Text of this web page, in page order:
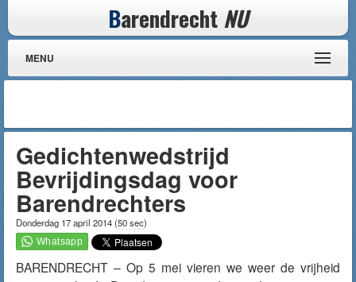
Barendrecht NU
MENU
Gedichtenwedstrijd
Bevrijdingsdag voor
Barendrechters
Donderdag 17 april 2014(50 sec)
BARENDRECHT – Op 5 mei vieren we weer de vrijheid